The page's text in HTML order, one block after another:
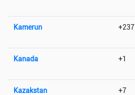
Kamerun +237
Kanada +1
Kazakstan +7